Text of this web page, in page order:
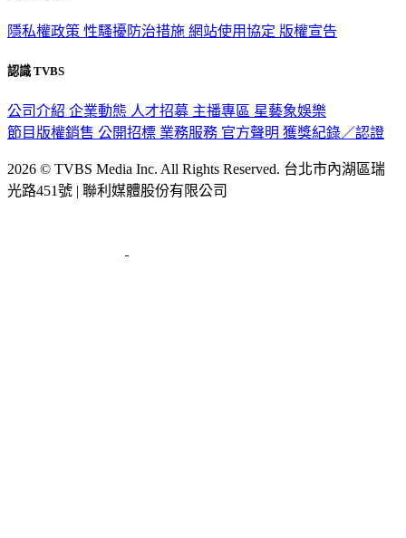
隱私權政策 性騷擾防治措施 網站使用協定 版權宣告
認識 TVBS
公司介紹 企業動態 人才招募 主播專區 星藝象娛樂
節目版權銷售 公開招標 業務服務 官方聲明 獲獎紀錄／認證
2026 © TVBS Media Inc. All Rights Reserved. 台北市內湖區瑞
光路451號 | 聯利媒體股份有限公司